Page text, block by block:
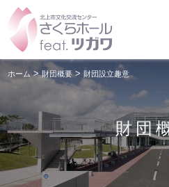
財団
ホーム>財団概要>財団設立趣意